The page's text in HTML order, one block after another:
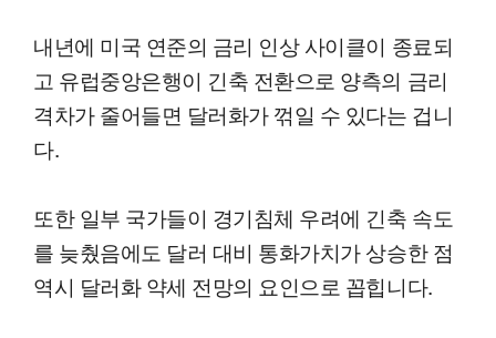
내년에 미국 연준의 금리 인상 사이클이 종료되
고 유럽중앙은행이 긴축 전환으로 양측의 금리
격차가 줄어들면 달러화가 꺾일 수 있다는 겁니
다.
또한 일부 국가들이 경기침체 우려에 긴축 속도
를 늦췄음에도 달러 대비 통화가치가 상승한 점
역시 달러화 약세 전망의 요인으로 꼽힙니다.